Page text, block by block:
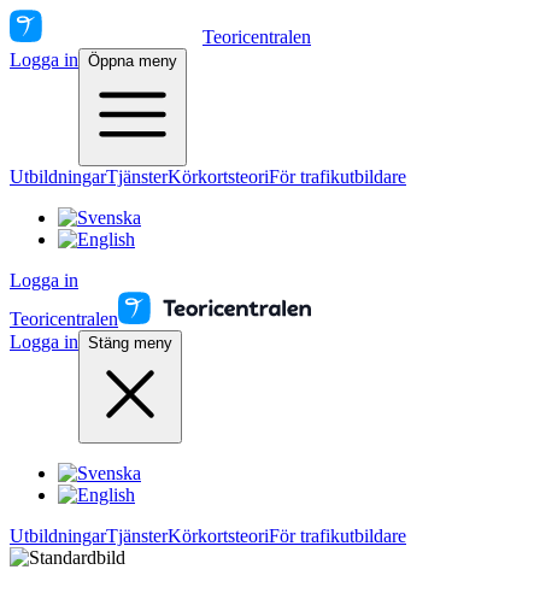
Teoricentralen
Logga in Öppna meny
UtbildningarTjänsterKörkortsteoriFör trafikutbildare
Logga in
Teoricentralen
Logga in Stäng meny
UtbildningarTjänsterKörkortsteoriFör trafikutbildare